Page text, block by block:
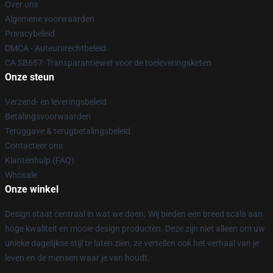
Over ons
Algemene voorwaarden
Privacybeleid
DMCA - Auteursrechtbeleid
CA SB657: Transparantiewet voor de toeleveringsketen
Onze steun
Verzend- en leveringsbeleid
Betalingsvoorwaarden
Teruggave & terugbetalingsbeleid
Contacteer ons
Klantenhulp (FAQ)
Whosale
Onze winkel
Design staat centraal in wat we doen. Wij bieden een breed scala aan
hoge kwaliteit en mooie design producten. Deze zijn niet alleen om uw
unieke dagelijkse stijl te laten zien, ze vertellen ook het verhaal van je
leven en de mensen waar je van houdt.